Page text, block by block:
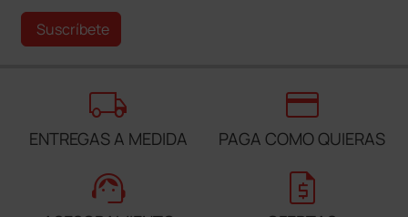
Suscríbete
local_shipping
ENTREGAS A MEDIDA
credit_card
PAGA COMO QUIERAS
support_agent request_quote